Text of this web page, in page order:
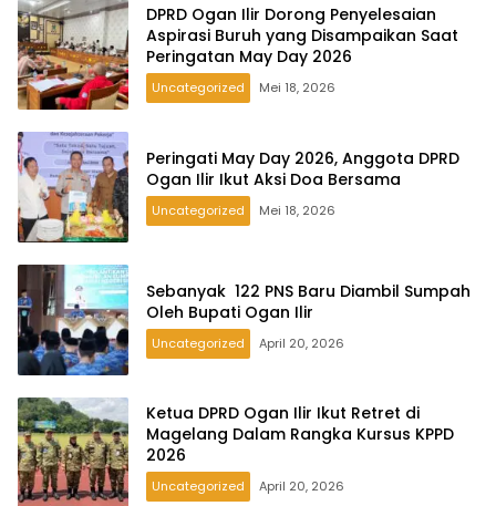
DPRD Ogan Ilir Dorong Penyelesaian
Aspirasi Buruh yang Disampaikan Saat
Peringatan May Day 2026
Uncategorized Mei 18, 2026
Peringati May Day 2026, Anggota DPRD
Ogan Ilir Ikut Aksi Doa Bersama
Uncategorized Mei 18, 2026
Sebanyak 122 PNS Baru Diambil Sumpah
Oleh Bupati Ogan Ilir
Uncategorized April 20, 2026
Ketua DPRD Ogan Ilir Ikut Retret di
Magelang Dalam Rangka Kursus KPPD
2026
Uncategorized April 20, 2026